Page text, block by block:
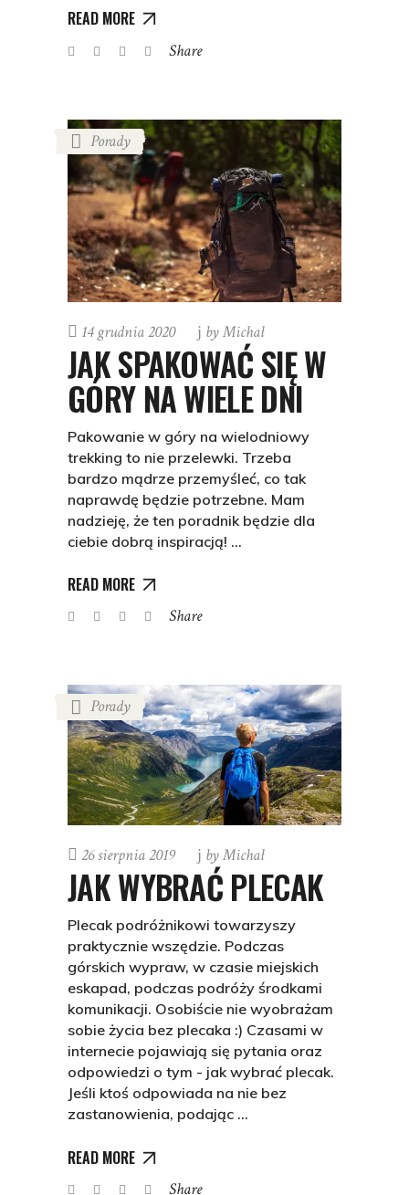
READ MORE
Share
Porady
14 grudnia 2020 byMichał
JAK SPAKOWAĆ SIĘ W
GÓRY NA WIELE DNI
Pakowanie w góry na wielodniowy
trekking to nie przelewki. Trzeba
bardzo mądrze przemyśleć, co tak
naprawdę będzie potrzebne. Mam
nadzieję, że ten poradnik będzie dla
ciebie dobrą inspiracją!
READ MORE
Share
Porady
26 sierpnia 2019 byMichał
JAK WYBRAĆ PLECAK
Plecak podróżnikowi towarzyszy
praktycznie wszędzie. Podczas
górskich wypraw, w czasie miejskich
eskapad, podczas podróży środkami
komunikacji. Osobiście nie wyobrażam
sobie życia bez plecaka :) Czasami w
internecie pojawiają się pytania oraz
odpowiedzi o tym - jak wybrać plecak.
Jeśli ktoś odpowiada na nie bez
zastanowienia, podając
READ MORE
Share